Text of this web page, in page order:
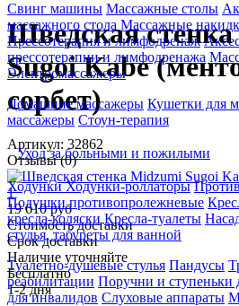
Свинг машины Массажные столы
массажного стола Массажные
Прессотерапия и лимфодренаж
прессотерапии и лимфодренажа
Электромассажеры
Домашние массажеры Кушетки для
массажеры Стоун-терапия
Уход за больными и пожилыми
ХодункиХодунки-роллаторы
Подушки противопролежневые
кресла-коляски Кресла-туалеты
стулья, табуреты для ванной
Туалетно-душевые стулья Пандусы
реабилитации Поручни и ступеньки
для инвалидов Слуховые аппараты
Шведская
Sugoi Kabe
сорбет)
Артикул: 32862
Отзывы (0)
19 610 руб
Стоимость доставки
Срок доставки
Наличие уточняйте
Бесплатно
1-2 дня